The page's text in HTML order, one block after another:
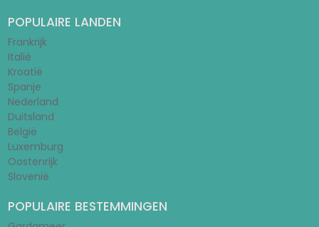
POPULAIRE LANDEN
Frankrijk
Italië
Kroatië
Spanje
Nederland
Duitsland
België
Luxemburg
Oostenrijk
Slovenië
POPULAIRE BESTEMMINGEN